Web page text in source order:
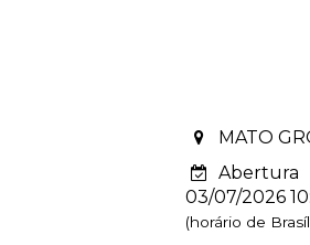
MATO
Abertura
03/07/2026
(horário de